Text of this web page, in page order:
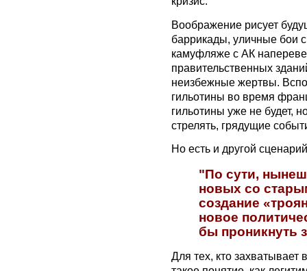
Воображение рисует
баррикады, уличные бои
камуфляже с АК
правительственных
неизбежные жертвы.
гильотины во время
гильотины уже не будет,
стрелять, грядущие
Но есть и другой
"По сути,
новых со
создание
новое
бы проникнуть
Для тех, кто